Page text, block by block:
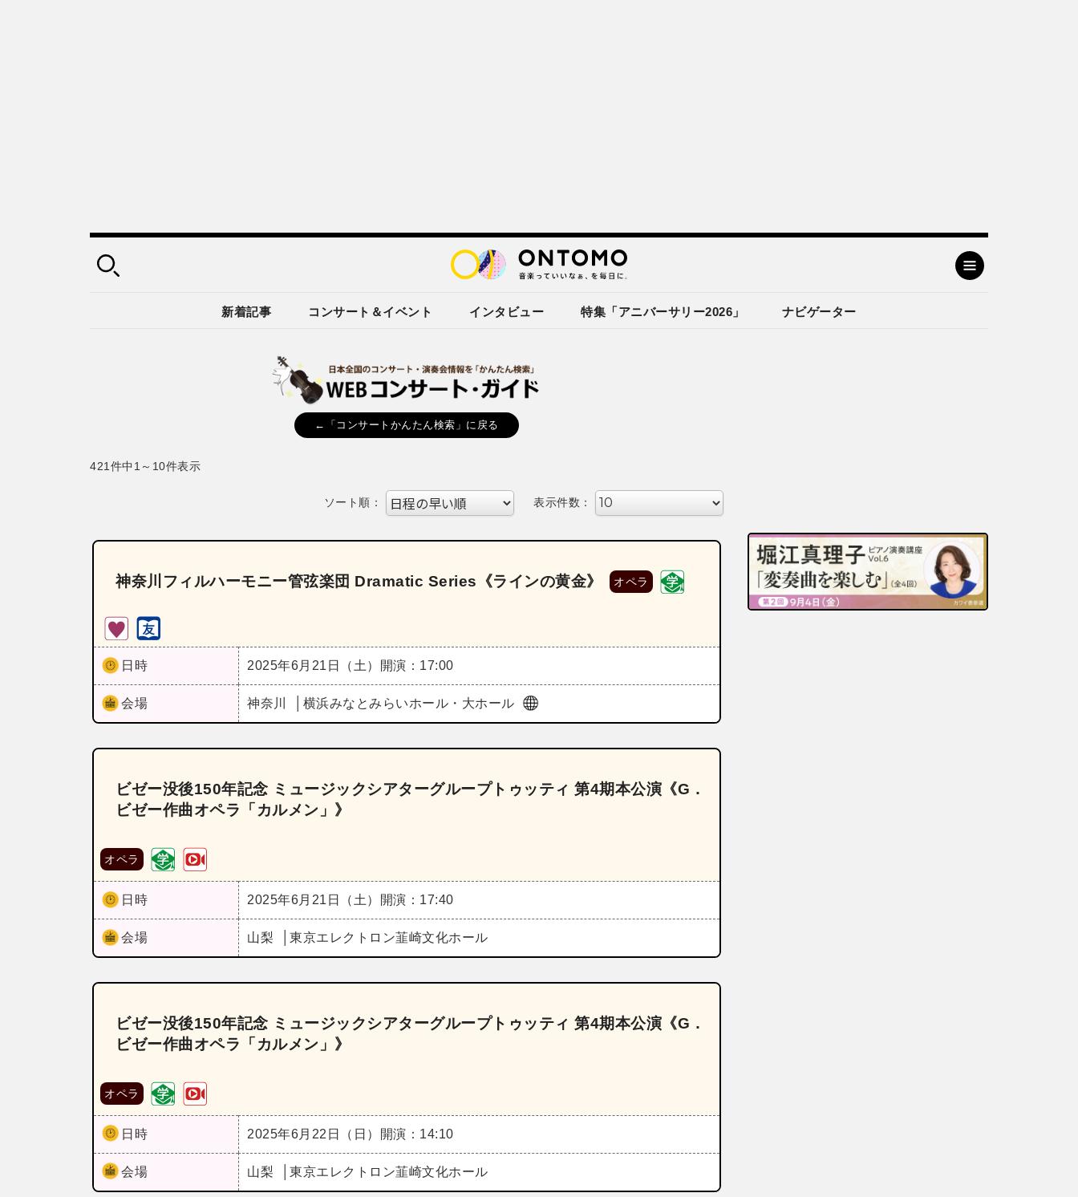
新着記事 コンサート＆イベント インタビュー 特集「アニバーサリー2026」 ナビゲーター
←「コンサートかんたん検索」に戻る
421件中1～10件表示
ソート順： 表示件数：
神奈川フィルハーモニー管弦楽団 Dramatic Series《ラインの黄金》 オペラ
日時 2025年6月21日（土） 開演：17:00
会場 神奈川 横浜みなとみらいホール・大ホール
ビゼー没後150年記念 ミュージックシアターグループトゥッティ 第4期本公演《G．
ビゼー作曲オペラ「カルメン」》
オペラ
日時 2025年6月21日（土） 開演：17:40
会場 山梨 東京エレクトロン韮崎文化ホール
ビゼー没後150年記念 ミュージックシアターグループトゥッティ 第4期本公演《G．
ビゼー作曲オペラ「カルメン」》
オペラ
日時 2025年6月22日（日） 開演：14:10
会場 山梨 東京エレクトロン韮崎文化ホール